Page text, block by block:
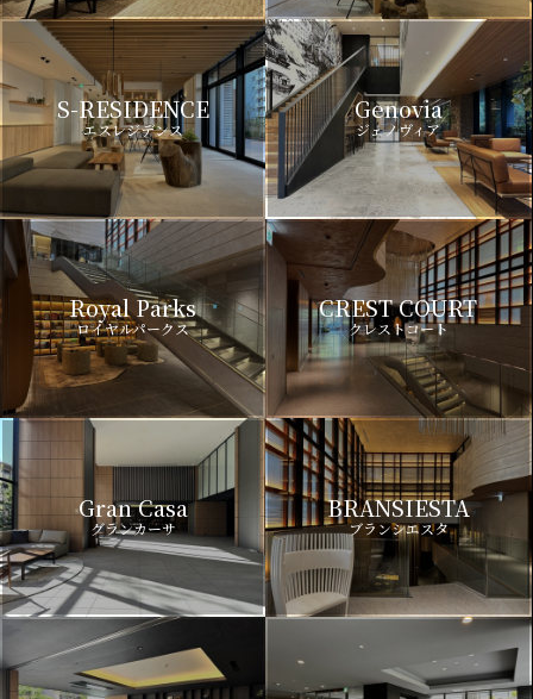
S-RESIDENCE
エスレジデンス
Genovia
ジェノヴィア
Royal Parks
ロイヤルパークス
CREST COURT
クレストコート
Gran Casa
グランカーサ
BRANSIESTA
ブランシエスタ